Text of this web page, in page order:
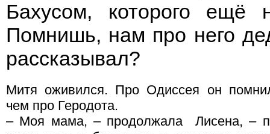
Бахусом, которого ещё
Помнишь, нам про него
рассказывал?
Митя оживился. Про Одиссея он
чем про Геродота.
– Моя мама, – продолжала Лисена, –